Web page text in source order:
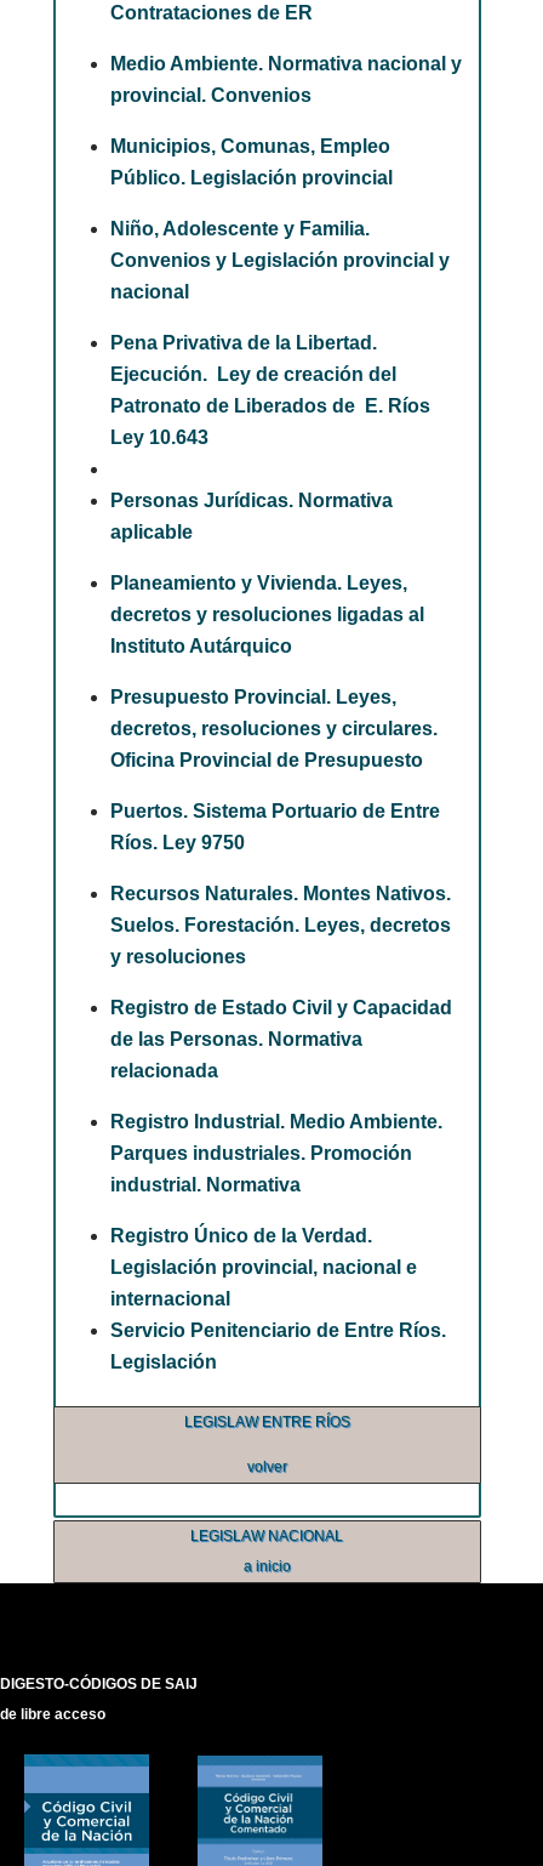
Contrataciones de ER
Medio Ambiente. Normativa nacional y
provincial. Convenios
Municipios, Comunas, Empleo
Público. Legislación provincial
Niño, Adolescente y Familia.
Convenios y Legislación provincial y
nacional
Pena Privativa de la Libertad.
Ejecución. Ley de creación del
Patronato de Liberados de E. Ríos
Ley 10.643
Personas Jurídicas. Normativa
aplicable
Planeamiento y Vivienda. Leyes,
decretos y resoluciones ligadas al
Instituto Autárquico
Presupuesto Provincial. Leyes,
decretos, resoluciones y circulares.
Oficina Provincial de Presupuesto
Puertos. Sistema Portuario de Entre
Ríos. Ley 9750
Recursos Naturales. Montes Nativos.
Suelos. Forestación. Leyes, decretos
y resoluciones
Registro de Estado Civil y Capacidad
de las Personas. Normativa
relacionada
Registro Industrial. Medio Ambiente.
Parques industriales. Promoción
industrial. Normativa
Registro Único de la Verdad.
Legislación provincial, nacional e
internacional
Servicio Penitenciario de Entre Ríos.
Legislación
LEGISLAW ENTRE RÍOS
volver
LEGISLAW NACIONAL
a inicio
DIGESTO-CÓDIGOS DE SAIJ
de libre acceso